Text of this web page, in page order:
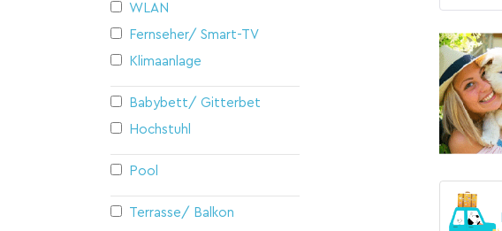
WLAN
Fernseher/ Smart-TV
Klimaanlage
Babybett/ Gitterbett
Hochstuhl
Pool
Terrasse/ Balkon